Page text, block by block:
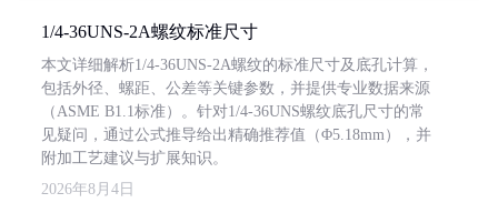
1/4-36UNS-2A螺纹标准尺寸
本文详细解析1/4-36UNS-2A螺纹的标准尺寸及底孔计算，
包括外径、螺距、公差等关键参数，并提供专业数据来源
（ASME B1.1标准）。针对1/4-36UNS螺纹底孔尺寸的常
见疑问，通过公式推导给出精确推荐值（Φ5.18mm），并
附加工艺建议与扩展知识。
2026年8月4日